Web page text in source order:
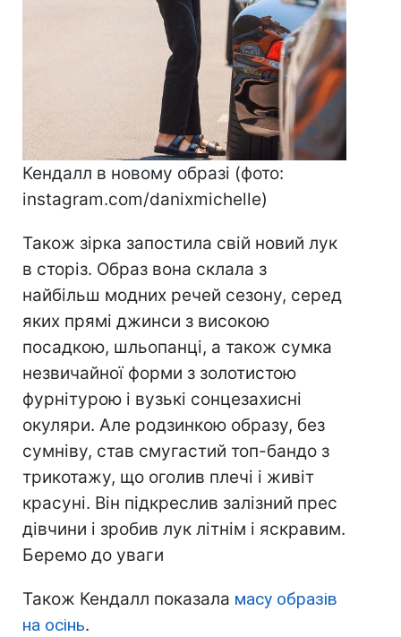
Кендалл в новому образі (фото:
instagram.com/danixmichelle)
Також зірка запостила свій новий лук
в сторіз. Образ вона склала з
найбільш модних речей сезону, серед
яких прямі джинси з високою
посадкою, шльопанці, а також сумка
незвичайної форми з золотистою
фурнітурою і вузькі сонцезахисні
окуляри. Але родзинкою образу, без
сумніву, став смугастий топ-бандо з
трикотажу, що оголив плечі і живіт
красуні. Він підкреслив залізний прес
дівчини і зробив лук літнім і яскравим.
Беремо до уваги
Також Кендалл показала масу образів
на осінь.